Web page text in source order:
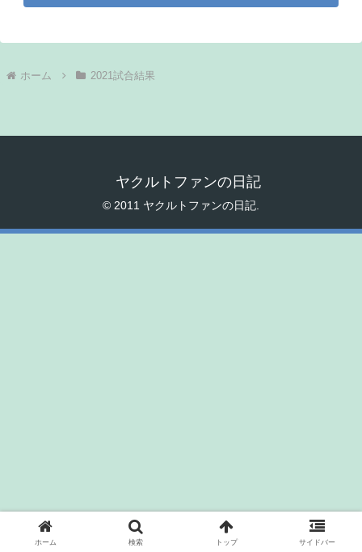
ホーム 2021試合結果
ヤクルトファンの日記
© 2011 ヤクルトファンの日記.
ホーム 検索 トップ サイドバー